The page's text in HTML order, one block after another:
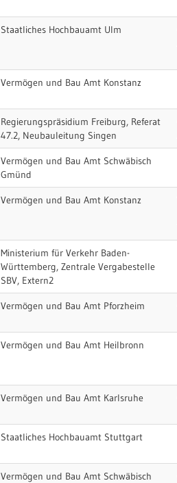
Staatliches Hochbauamt Ulm
Vermögen und Bau Amt Konstanz
Regierungspräsidium Freiburg, Referat
47.2, Neubauleitung Singen
Vermögen und Bau Amt Schwäbisch
Gmünd
Vermögen und Bau Amt Konstanz
Ministerium für Verkehr Baden-
Württemberg, Zentrale Vergabestelle
SBV, Extern2
Vermögen und Bau Amt Pforzheim
Vermögen und Bau Amt Heilbronn
Vermögen und Bau Amt Karlsruhe
Staatliches Hochbauamt Stuttgart
Vermögen und Bau Amt Schwäbisch